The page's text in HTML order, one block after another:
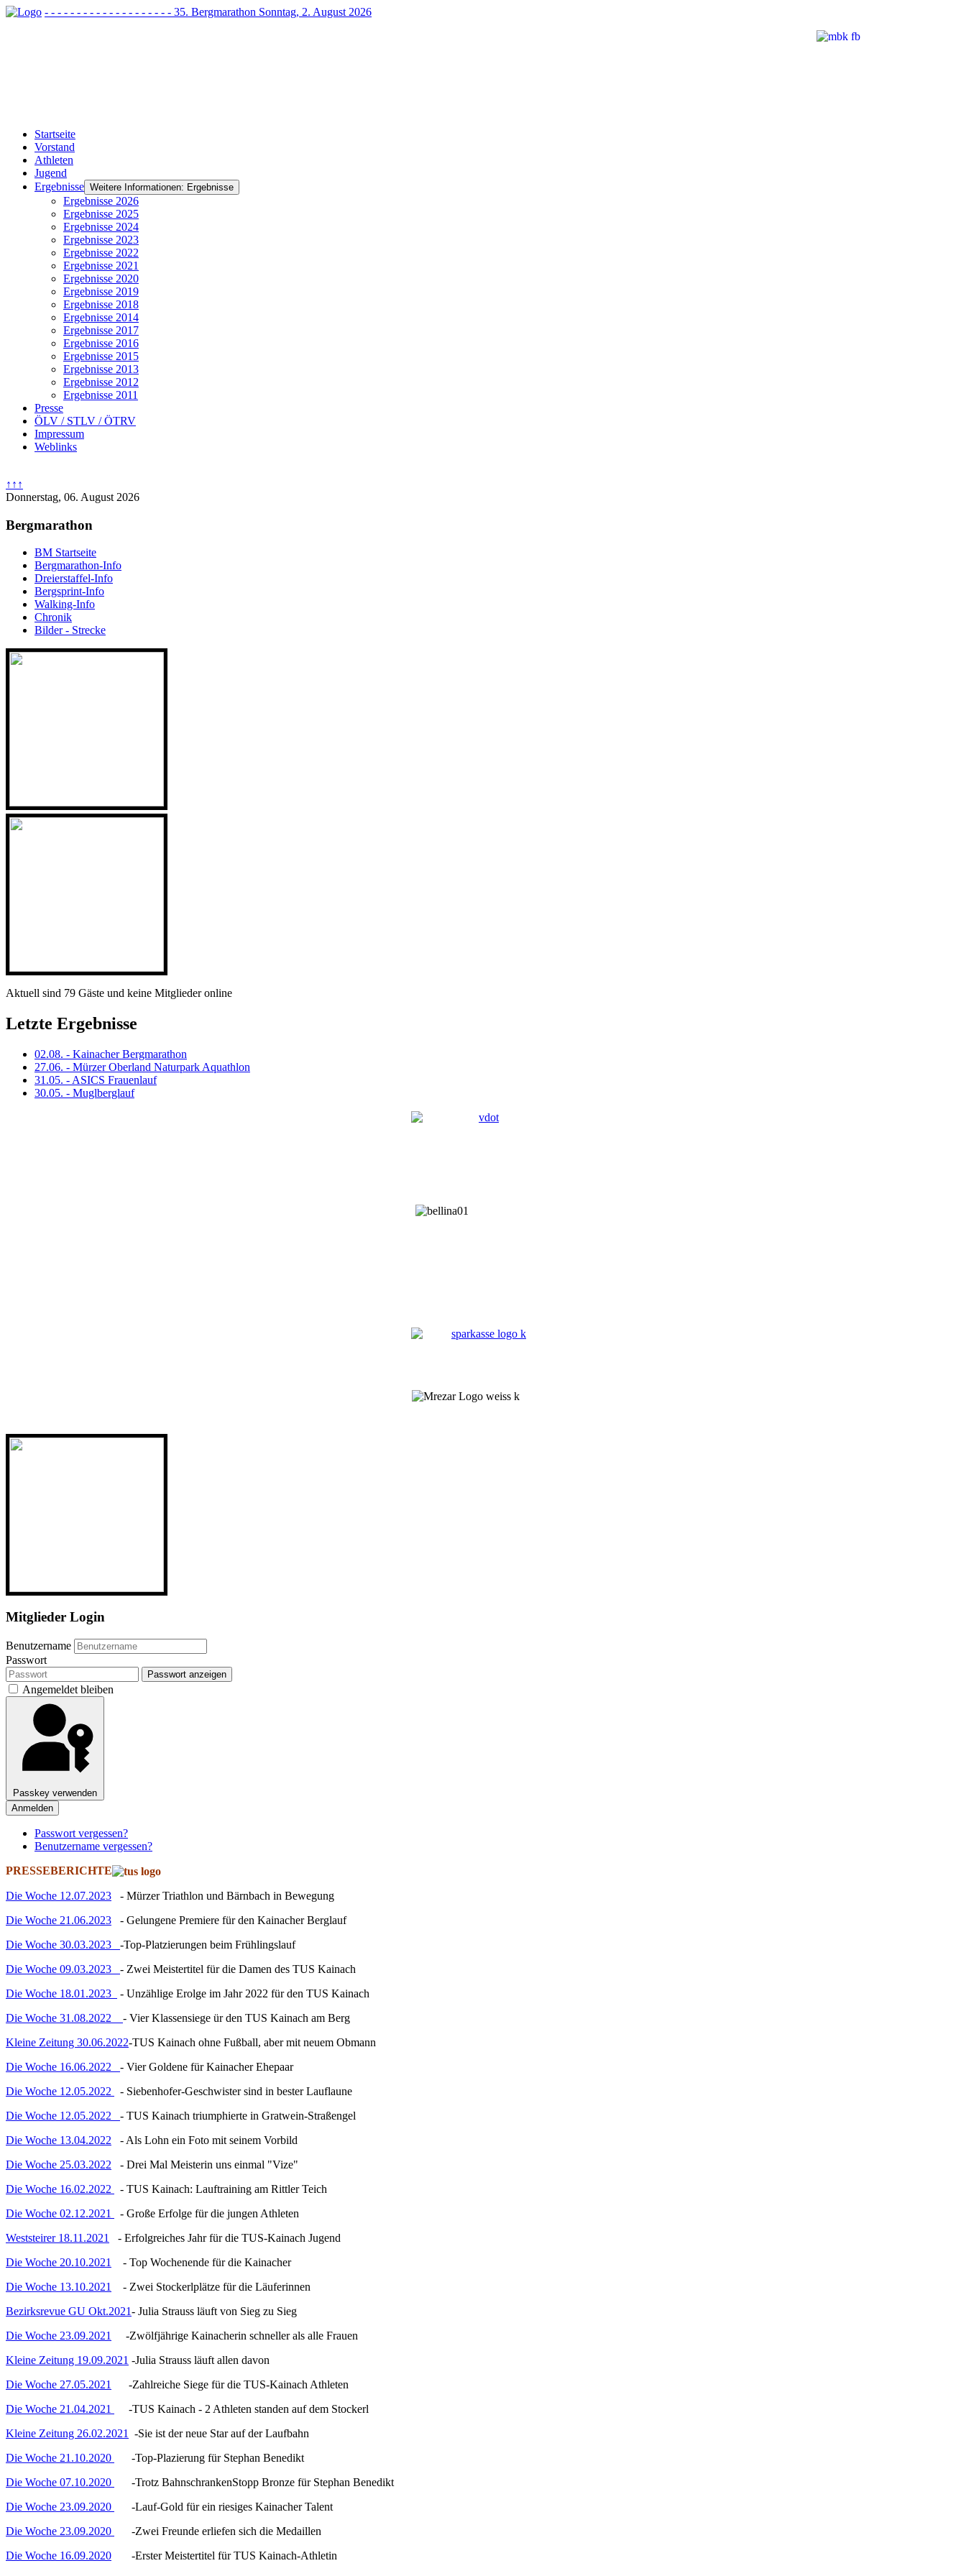
- - - - - - - - - - - - - - - - - - - - 35. Bergmarathon Sonntag, 2. August 2026
Startseite
Vorstand
Athleten
Jugend
Ergebnisse Weitere Informationen: Ergebnisse
Ergebnisse 2026
Ergebnisse 2025
Ergebnisse 2024
Ergebnisse 2023
Ergebnisse 2022
Ergebnisse 2021
Ergebnisse 2020
Ergebnisse 2019
Ergebnisse 2018
Ergebnisse 2014
Ergebnisse 2017
Ergebnisse 2016
Ergebnisse 2015
Ergebnisse 2013
Ergebnisse 2012
Ergebnisse 2011
Presse
ÖLV / STLV / ÖTRV
Impressum
Weblinks
↑↑↑
Donnerstag, 06. August 2026
Bergmarathon
BM Startseite
Bergmarathon-Info
Dreierstaffel-Info
Bergsprint-Info
Walking-Info
Chronik
Bilder - Strecke
Aktuell sind 79 Gäste und keine Mitglieder online
Letzte Ergebnisse
02.08. - Kainacher Bergmarathon
27.06. - Mürzer Oberland Naturpark Aquathlon
31.05. - ASICS Frauenlauf
30.05. - Muglberglauf
Mitglieder Login
Benutzername
Passwort
Passwort anzeigen
Angemeldet bleiben
Passkey verwenden
Anmelden
Passwort vergessen?
Benutzername vergessen?
PRESSEBERICHTE
Die Woche 12.07.2023 - Mürzer Triathlon und Bärnbach in Bewegung
Die Woche 21.06.2023 - Gelungene Premiere für den Kainacher Berglauf
Die Woche 30.03.2023 -Top-Platzierungen beim Frühlingslauf
Die Woche 09.03.2023 - Zwei Meistertitel für die Damen des TUS Kainach
Die Woche 18.01.2023
- Unzählige Erolge im Jahr 2022 für den TUS Kainach
Die Woche 31.08.2022 - Vier Klassensiege ür den TUS Kainach am Berg
Kleine Zeitung 30.06.2022-TUS Kainach ohne Fußball, aber mit neuem Obmann
Die Woche 16.06.2022 - Vier Goldene für Kainacher Ehepaar
Die Woche 12.05.2022
- Siebenhofer-Geschwister sind in bester Lauflaune
Die Woche 12.05.2022 - TUS Kainach triumphierte in Gratwein-Straßengel
Die Woche 13.04.2022 - Als Lohn ein Foto mit seinem Vorbild
Die Woche 25.03.2022 - Drei Mal Meisterin uns einmal "Vize"
Die Woche 16.02.2022
- TUS Kainach: Lauftraining am Rittler Teich
Die Woche 02.12.2021
- Große Erfolge für die jungen Athleten
Weststeirer 18.11.2021
- Erfolgreiches Jahr für die TUS-Kainach Jugend
Die Woche 20.10.2021
- Top Wochenende für die Kainacher
Die Woche 13.10.2021
- Zwei Stockerlplätze für die Läuferinnen
Bezirksrevue GU Okt.2021- Julia Strauss läuft von Sieg zu Sieg
Die Woche 23.09.2021
-Zwölfjährige Kainacherin schneller als alle Frauen
Kleine Zeitung 19.09.2021 -Julia Strauss läuft allen davon
Die Woche 27.05.2021
-Zahlreiche Siege für die TUS-Kainach Athleten
Die Woche 21.04.2021
-TUS Kainach - 2 Athleten standen auf dem Stockerl
Kleine Zeitung 26.02.2021
-Sie ist der neue Star auf der Laufbahn
Die Woche 21.10.2020
-Top-Plazierung für Stephan Benedikt
Die Woche 07.10.2020
-Trotz BahnschrankenStopp Bronze für Stephan Benedikt
Die Woche 23.09.2020
-Lauf-Gold für ein riesiges Kainacher Talent
Die Woche 23.09.2020
-Zwei Freunde erliefen sich die Medaillen
Die Woche 16.09.2020 -Erster Meistertitel für TUS Kainach-Athletin